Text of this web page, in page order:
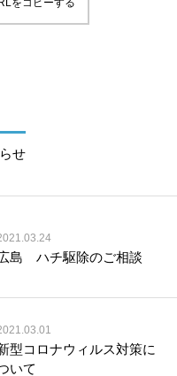
をコピーする
せ
島 ハチ駆除のご相談
型コロナウィルス対策に
いて